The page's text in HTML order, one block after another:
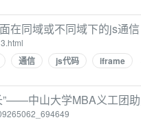
在同域或不同域下的js通
通信 js代码 iframe
”——中山大学MBA义工团